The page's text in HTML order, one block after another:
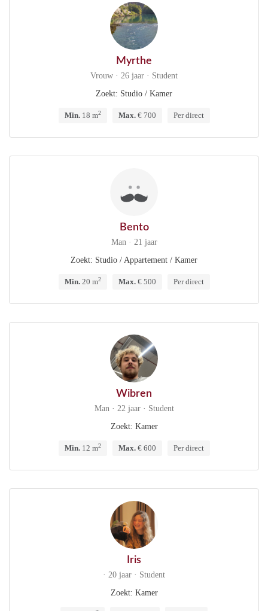
Myrthe
Vrouw · 26 jaar · Student
Zoekt: Studio / Kamer
Min.18 m2 Max.€ 700 Per direct
Bento
Man · 21 jaar
Zoekt: Studio / Appartement / Kamer
Min.20 m2 Max.€ 500 Per direct
Wibren
Man · 22 jaar · Student
Zoekt: Kamer
Min.12 m2 Max.€ 600 Per direct
Iris
· 20 jaar · Student
Zoekt: Kamer